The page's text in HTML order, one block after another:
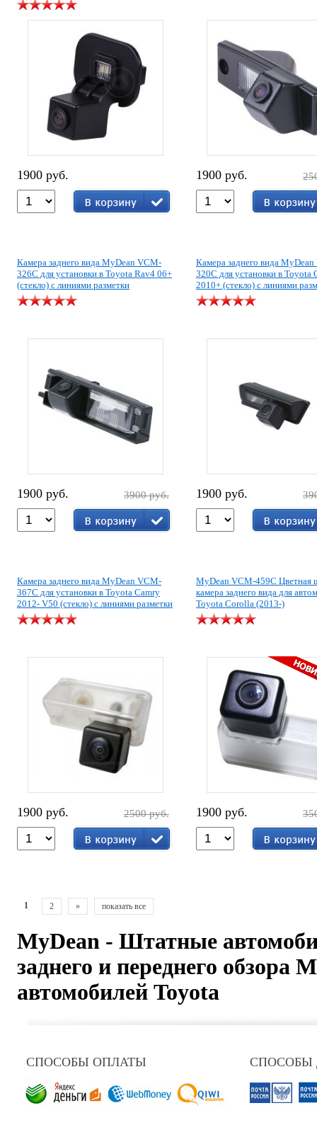
1900 руб. 1900 руб.
Камера заднего вида MyDean VCM-
326C для установки в Toyota Rav4 06+
(стекло) с линиями разметки
1900 руб. 3900 руб.
Камера заднего вида
320C для установки в Toyota
2010+ (стекло) с линиями
1900 руб.
Камера заднего вида MyDean VCM-
367C для установки в Toyota Camry
2012- V50 (стекло) с линиями разметки
1900 руб. 2500 руб.
MyDean VCM-459C Цветная
камера заднего вида для
Toyota Corolla (2013-)
1900 руб.
1 2 » показать все
MyDean - Штатные
заднего и переднего обзора
автомобилей Toyota
СПОСОБЫ ОПЛАТЫ СПОСОБЫ